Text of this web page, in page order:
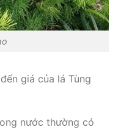
giá của lá Tùng
nước thường có